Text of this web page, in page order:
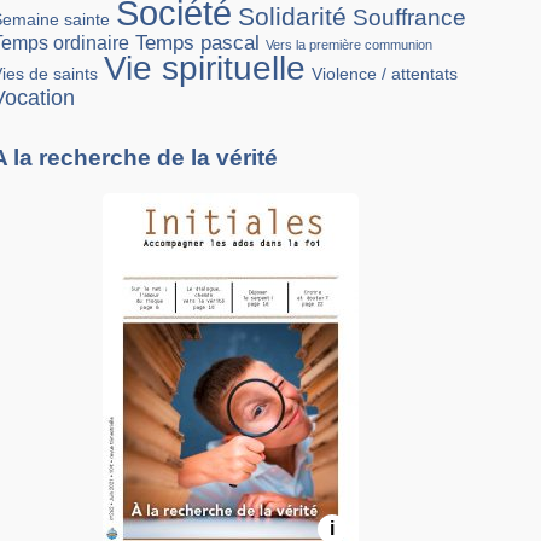
sainte Société Solidarité Souffrance
ordinaire Temps pascal Vers la première communion
de saints Vie spirituelle Violence / attentats
la recherche de la vérité
i